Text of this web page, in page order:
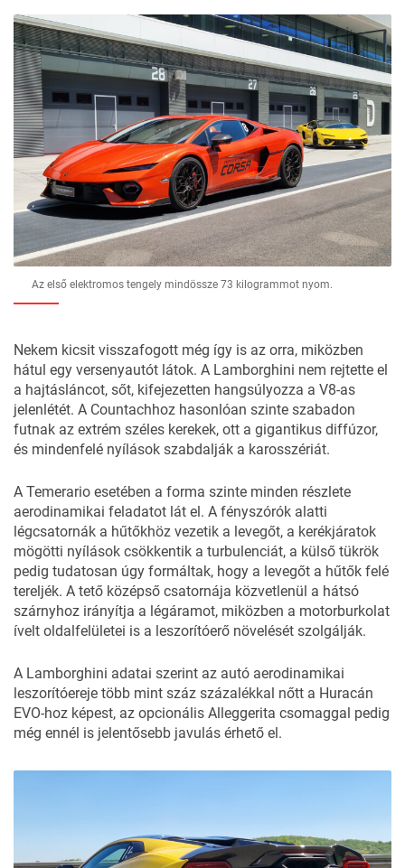
Az első elektromos tengely mindössze 73 kilogrammot nyom.
Nekem kicsit visszafogott még így is az orra, miközben
hátul egy versenyautót látok. A Lamborghini nem rejtette el
a hajtásláncot, sőt, kifejezetten hangsúlyozza a V8-as
jelenlétét. A Countachhoz hasonlóan szinte szabadon
futnak az extrém széles kerekek, ott a gigantikus diffúzor,
és mindenfelé nyílások szabdalják a karosszériát.
A Temerario esetében a forma szinte minden részlete
aerodinamikai feladatot lát el. A fényszórók alatti
légcsatornák a hűtőkhöz vezetik a levegőt, a kerékjáratok
mögötti nyílások csökkentik a turbulenciát, a külső tükrök
pedig tudatosan úgy formáltak, hogy a levegőt a hűtők felé
tereljék. A tető középső csatornája közvetlenül a hátsó
szárnyhoz irányítja a légáramot, miközben a motorburkolat
ívelt oldalfelületei is a leszorítóerő növelését szolgálják.
A Lamborghini adatai szerint az autó aerodinamikai
leszorítóereje több mint száz százalékkal nőtt a Huracán
EVO-hoz képest, az opcionális Alleggerita csomaggal pedig
még ennél is jelentősebb javulás érhető el.